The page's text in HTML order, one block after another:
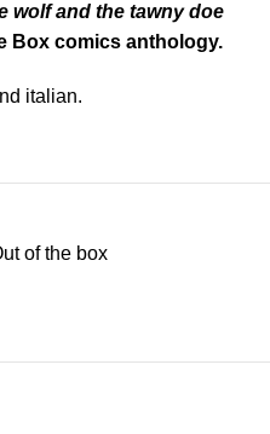
wolf and the tawny doe
Box comics anthology.
italian.
of the box